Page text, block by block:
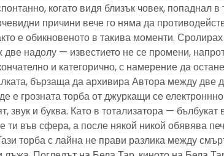
когато видя близък човек, попаднал
причини вече го няма да
е обикновеното в такива моменти.
две надолу — известието не се промени,
и категорично, с намерение да
бързаща да архивира Автора между две
е грозната торба от джуркащи се
звук и буква. Като в тотализатора — бълбукат
ти във сфера, а после някой никой обявява
торба с лайна не прави разлика между